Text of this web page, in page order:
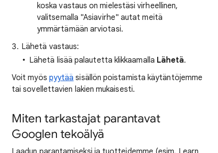
koska vastaus on mielestäsi virheellinen,
valitsemalla "Asiavirhe" autat meitä
ymmärtämään arviotasi.
Lähetä vastaus:
Lähetä lisää palautetta klikkaamalla Lähetä.
Voit myös pyytää sisällön poistamista käytäntöjemme
tai sovellettavien lakien mukaisesti.
Miten tarkastajat parantavat
Googlen tekoälyä